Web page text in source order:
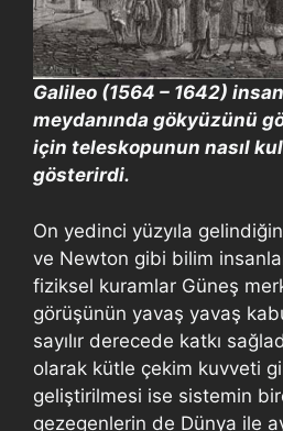
Galileo (1564 – 1642)
meydanında gökyüzünü
için teleskopunun nasıl
gösterirdi.
On yedinci yüzyıla
ve Newton gibi bilim
fiziksel kuramlar Güneş
görüşünün yavaş yavaş
sayılır derecede katkı
olarak kütle çekim kuvveti
geliştirilmesi ise sistemin
gezegenlerin de Dünya ile